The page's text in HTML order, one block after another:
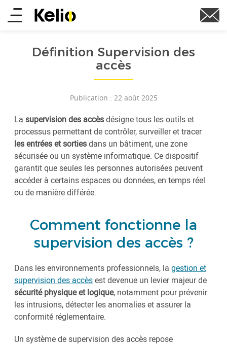
Aller
auMain
Définition Supervision des
accès
Publication : 22 août 2025
La supervision des accèsdésigne tous les outils et
processus permettant de contrôler, surveiller et tracer
les entrées et sortiesdans un bâtiment, une zone
sécurisée ou un système informatique. Ce dispositif
garantit que seules les personnes autorisées peuvent
accéder à certains espaces ou données, en temps réel
ou de manière différée.
Comment fonctionne la
supervision des accès ?
Dans les environnements professionnels, la gestion et
supervision des accèsest devenue un levier majeur de
sécurité physique et logique, notamment pour prévenir
les intrusions, détecter les anomalies et assurer la
conformité réglementaire.
Un système de supervision des accès repose